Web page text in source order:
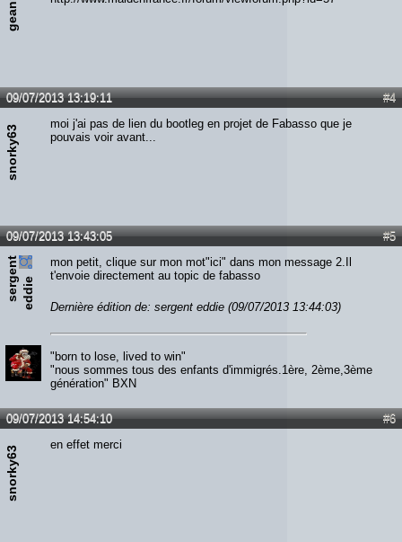
#4
09/07/2013 13:19:11
snorky63
moi j'ai pas de lien du bootleg en projet de Fabasso que je
pouvais voir avant...
#5
09/07/2013 13:43:05
s
e
rg
e
n
t
e
d
d
ie
mon petit, clique sur mon mot"ici" dans mon message 2.Il
t'envoie directement au topic de fabasso
Dernière édition de: sergent eddie (09/07/2013 13:44:03)
"born to lose, lived to win"
"nous sommes tous des enfants d'immigrés.1ère, 2ème,3ème
génération" BXN
#6
09/07/2013 14:54:10
snorky63
en effet merci